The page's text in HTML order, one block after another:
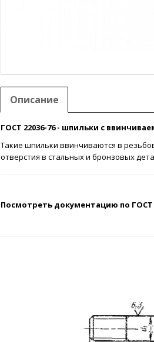
Описание
ГОСТ 22036-76 - шпильки с
Такие шпильки ввинчиваются в
отверстия в стальных и бронзовых
Посмотреть документацию по ГОСТ